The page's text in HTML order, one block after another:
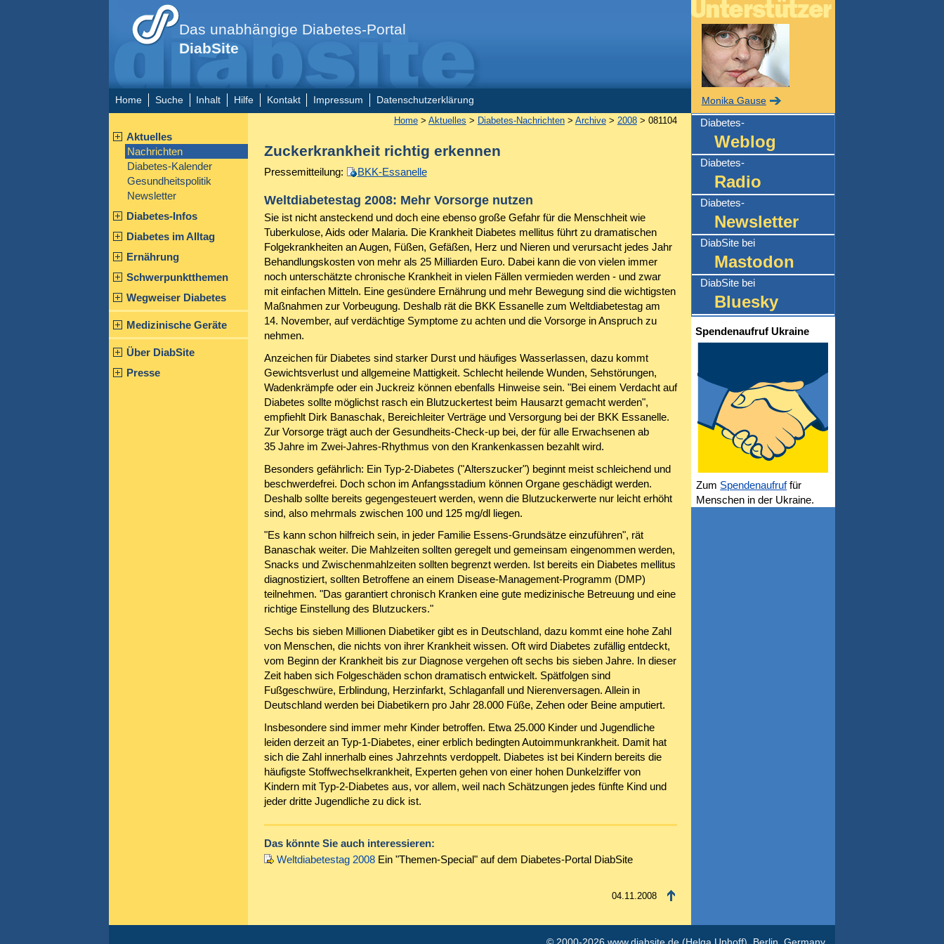
Das unabhängige Diabetes-Portal
DiabSite
Home Suche Inhalt Hilfe Kontakt Impressum Datenschutzerklärung
Aktuelles
Nachrichten
Diabetes-Kalender
Gesundheitspolitik
Newsletter
Diabetes-Infos
Diabetes im Alltag
Ernährung
Schwerpunktthemen
Wegweiser Diabetes
Medizinische Geräte
Über DiabSite
Presse
Home> Aktuelles > Diabetes-Nachrichten> Archive> 2008> 081104
Zuckerkrankheit richtig erkennen
Pressemitteilung: BKK-Essanelle
Weltdiabetestag 2008: Mehr Vorsorge nutzen
Sie ist nicht ansteckend und doch eine ebenso große Gefahr für die Menschheit wie
Tuberkulose, Aids oder Malaria. Die Krankheit Diabetes mellitus führt zu dramatischen
Folgekrankheiten an Augen, Füßen, Gefäßen, Herz und Nieren und verursacht jedes Jahr
Behandlungskosten von mehr als 25 Milliarden Euro. Dabei kann die von vielen immer
noch unterschätzte chronische Krankheit in vielen Fällen vermieden werden - und zwar
mit einfachen Mitteln. Eine gesündere Ernährung und mehr Bewegung sind die wichtigsten
Maßnahmen zur Vorbeugung. Deshalb rät die BKK Essanelle zum Weltdiabetestag am
14. November, auf verdächtige Symptome zu achten und die Vorsorge in Anspruch zu
nehmen.
Anzeichen für Diabetes sind starker Durst und häufiges Wasserlassen, dazu kommt
Gewichtsverlust und allgemeine Mattigkeit. Schlecht heilende Wunden, Sehstörungen,
Wadenkrämpfe oder ein Juckreiz können ebenfalls Hinweise sein. "Bei einem Verdacht auf
Diabetes sollte möglichst rasch ein Blutzuckertest beim Hausarzt gemacht werden",
empfiehlt Dirk Banaschak, Bereichleiter Verträge und Versorgung bei der BKK Essanelle.
Zur Vorsorge trägt auch der Gesundheits-Check-up bei, der für alle Erwachsenen ab
35 Jahre im Zwei-Jahres-Rhythmus von den Krankenkassen bezahlt wird.
Besonders gefährlich: Ein Typ-2-Diabetes ("Alterszucker") beginnt meist schleichend und
beschwerdefrei. Doch schon im Anfangsstadium können Organe geschädigt werden.
Deshalb sollte bereits gegengesteuert werden, wenn die Blutzuckerwerte nur leicht erhöht
sind, also mehrmals zwischen 100 und 125 mg/dl liegen.
"Es kann schon hilfreich sein, in jeder Familie Essens-Grundsätze einzuführen", rät
Banaschak weiter. Die Mahlzeiten sollten geregelt und gemeinsam eingenommen werden,
Snacks und Zwischenmahlzeiten sollten begrenzt werden. Ist bereits ein Diabetes mellitus
diagnostiziert, sollten Betroffene an einem Disease-Management-Programm (DMP)
teilnehmen. "Das garantiert chronisch Kranken eine gute medizinische Betreuung und eine
richtige Einstellung des Blutzuckers."
Sechs bis sieben Millionen Diabetiker gibt es in Deutschland, dazu kommt eine hohe Zahl
von Menschen, die nichts von ihrer Krankheit wissen. Oft wird Diabetes zufällig entdeckt,
vom Beginn der Krankheit bis zur Diagnose vergehen oft sechs bis sieben Jahre. In dieser
Zeit haben sich Folgeschäden schon dramatisch entwickelt. Spätfolgen sind
Fußgeschwüre, Erblindung, Herzinfarkt, Schlaganfall und Nierenversagen. Allein in
Deutschland werden bei Diabetikern pro Jahr 28.000 Füße, Zehen oder Beine amputiert.
Insbesondere sind immer mehr Kinder betroffen. Etwa 25.000 Kinder und Jugendliche
leiden derzeit an Typ-1-Diabetes, einer erblich bedingten Autoimmunkrankheit. Damit hat
sich die Zahl innerhalb eines Jahrzehnts verdoppelt. Diabetes ist bei Kindern bereits die
häufigste Stoffwechselkrankheit, Experten gehen von einer hohen Dunkelziffer von
Kindern mit Typ-2-Diabetes aus, vor allem, weil nach Schätzungen jedes fünfte Kind und
jeder dritte Jugendliche zu dick ist.
Das könnte Sie auch interessieren:
Weltdiabetestag 2008Ein "Themen-Special" auf dem Diabetes-Portal DiabSite
04.11.2008
Monika Gause
Diabetes-
Weblog
Diabetes-
Radio
Diabetes-
Newsletter
DiabSite bei
Mastodon
DiabSite bei
Bluesky
Spendenaufruf Ukraine
Zum Spendenaufruffür
Menschen in der Ukraine.